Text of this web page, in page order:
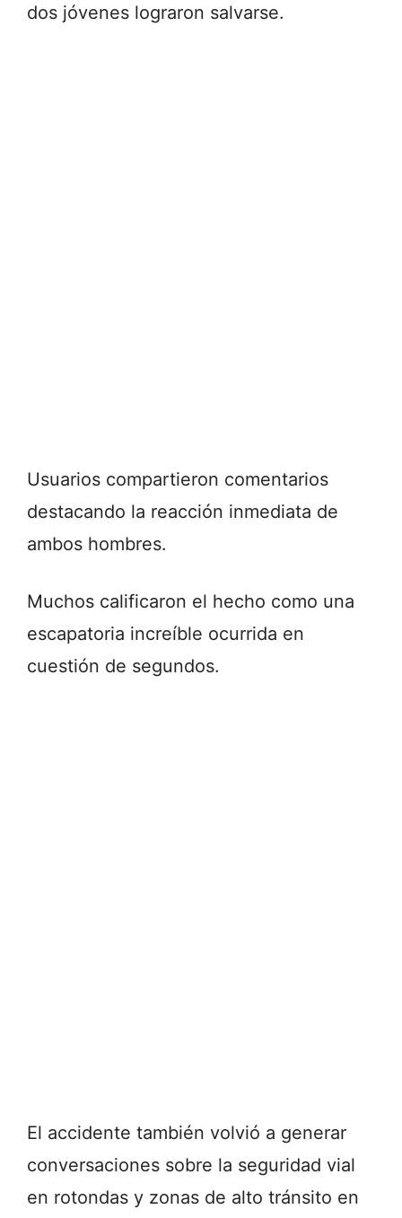
dos jóvenes lograron salvarse.
Usuarios compartieron comentarios
destacando la reacción inmediata de
ambos hombres.
Muchos calificaron el hecho como una
escapatoria increíble ocurrida en
cuestión de segundos.
El accidente también volvió a generar
conversaciones sobre la seguridad vial
en rotondas y zonas de alto tránsito en